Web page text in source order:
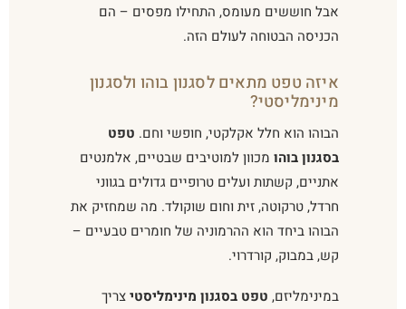
אבל חוששים מעומס, התחילו מפסים – הם
הכניסה הבטוחה לעולם הזה.
איזה טפט מתאים לסגנון בוהו ולסגנון
מינימליסטי?
הבוהו הוא חלל אקלקטי, חופשי וחם. טפט
בסגנון בוהו מכוון למוטיבים שבטיים, אלמנטים
אתניים, קשתות ועלים טרופיים גדולים בגווני
חרדל, טרקוטה, זית וחום שוקולד. מה שמחזיק את
הבוהו ביחד הוא ההרמוניה של חומרים טבעיים –
קש, במבוק, קורדרוי.
במינימליזם, טפט בסגנון מינימליסטיצריך